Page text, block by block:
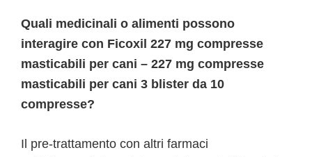
Quali medicinali o alimenti possono
interagire con Ficoxil 227 mg compresse
masticabili per cani – 227 mg compresse
masticabili per cani 3 blister da 10
compresse?
Il pre-trattamento con altri farmaci